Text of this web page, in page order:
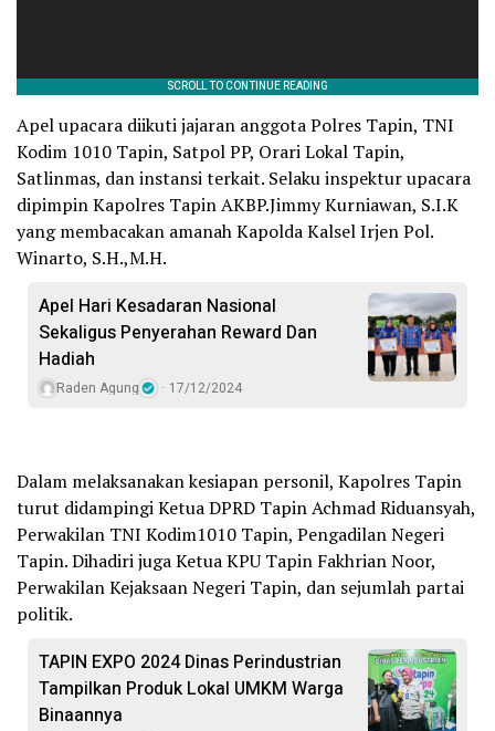
Apel upacara diikuti jajaran anggota Polres Tapin, TNI
Kodim 1010 Tapin, Satpol PP, Orari Lokal Tapin,
Satlinmas, dan instansi terkait. Selaku inspektur upacara
dipimpin Kapolres Tapin AKBP.Jimmy Kurniawan, S.I.K
yang membacakan amanah Kapolda Kalsel Irjen Pol.
Winarto, S.H.,M.H.
Apel Hari Kesadaran Nasional
Sekaligus Penyerahan Reward Dan
Hadiah
Raden Agung 17/12/2024
Dalam melaksanakan kesiapan personil, Kapolres Tapin
turut didampingi Ketua DPRD Tapin Achmad Riduansyah,
Perwakilan TNI Kodim1010 Tapin, Pengadilan Negeri
Tapin. Dihadiri juga Ketua KPU Tapin Fakhrian Noor,
Perwakilan Kejaksaan Negeri Tapin, dan sejumlah partai
politik.
TAPIN EXPO 2024 Dinas Perindustrian
Tampilkan Produk Lokal UMKM Warga
Binaannya